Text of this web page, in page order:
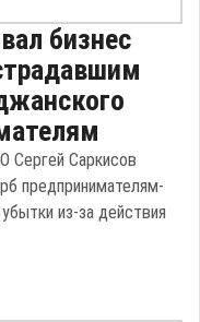
бизнес
Сергей Саркисов
предпринимателям-
из-за действия